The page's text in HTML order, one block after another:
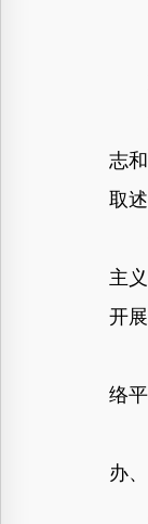
（
（
政
第
志
取
开
主
开
加
络
第
办
对